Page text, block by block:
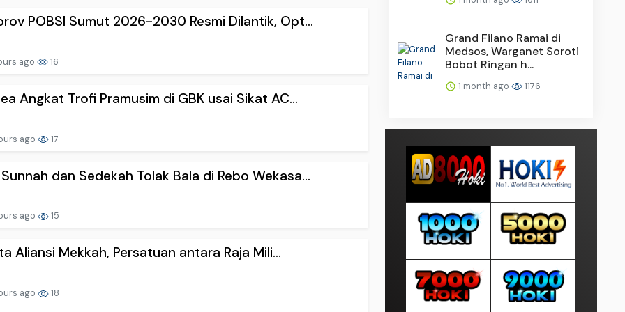
POBSI Sumut 2026-2030 Resmi Dilantik, Opt...
ago 16
Angkat Trofi Pramusim di GBK usai Sikat AC...
ago 17
dan Sedekah Tolak Bala di Rebo Wekasa...
ago 15
Aliansi Mekkah, Persatuan antara Raja Mili...
ago 18
Grand Filano Ramai di
Medsos, Warganet Soroti
Bobot Ringan h...
1 month ago 1176